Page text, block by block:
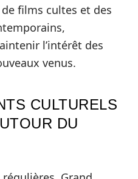
films cultes et des
l’intérêt des
venus.
CULTURELS
DU